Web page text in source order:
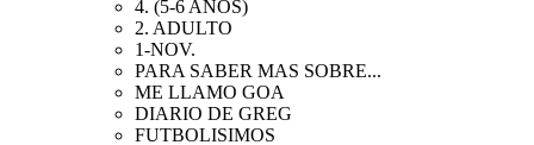
4. (5-6 AÑOS)
2. ADULTO
1-NOV.
PARA SABER MAS SOBRE...
ME LLAMO GOA
DIARIO DE GREG
FUTBOLISIMOS